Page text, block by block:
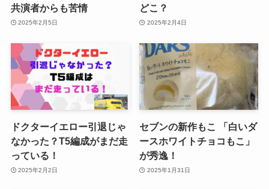
共演者からも苦情
2025年2月5日
どこ？
2025年2月4日
ドクターイエロー引退じゃ
なかった？T5編成がまだ走
っている！
2025年2月2日
セブンの新作もこ 「白いダ
ースホワイトチョコもこ」
が秀逸！
2025年1月31日